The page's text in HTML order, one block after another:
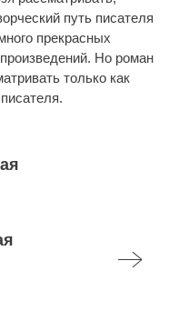
путь писателя
прекрасных
Но роман
только как